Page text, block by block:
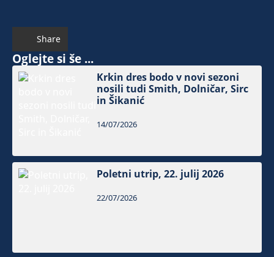
Share
Oglejte si še ...
Krkin dres bodo v novi sezoni
nosili tudi Smith, Dolničar, Sirc
in Šikanić
14/07/2026
Poletni utrip, 22. julij 2026
22/07/2026